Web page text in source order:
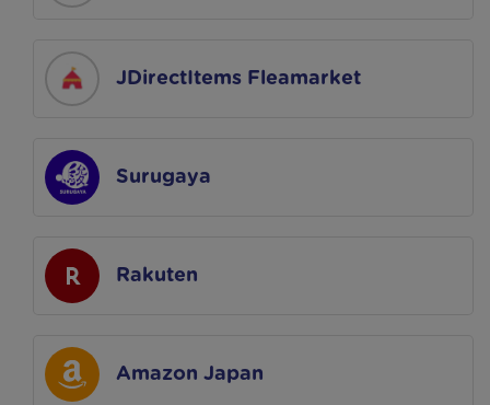
JDirectItems Fleamarket
Surugaya
Rakuten
Amazon Japan